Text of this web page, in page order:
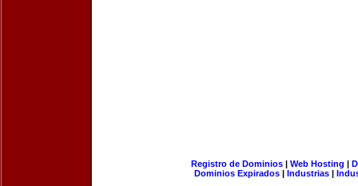
Registro de Dominios| Web Hosting |
Dominios Expirados | Industrias |